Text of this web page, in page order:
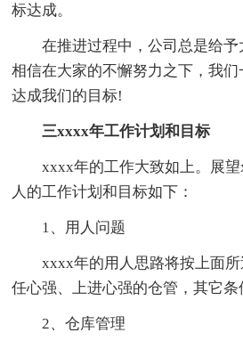
标达成。
在推进过程中，公司总是给予
相信在大家的不懈努力之下，我们
达成我们的目标!
三xxxx年工作计划和目标
xxxx年的工作大致如上。展望
人的工作计划和目标如下：
1、用人问题
xxxx年的用人思路将按上面所
任心强、上进心强的仓管，其它条
2、仓库管理